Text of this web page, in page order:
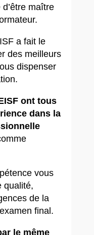
maître
a fait le
des meilleurs
dispenser
ont tous
dans la
vous
qualité,
de la
final.
le même